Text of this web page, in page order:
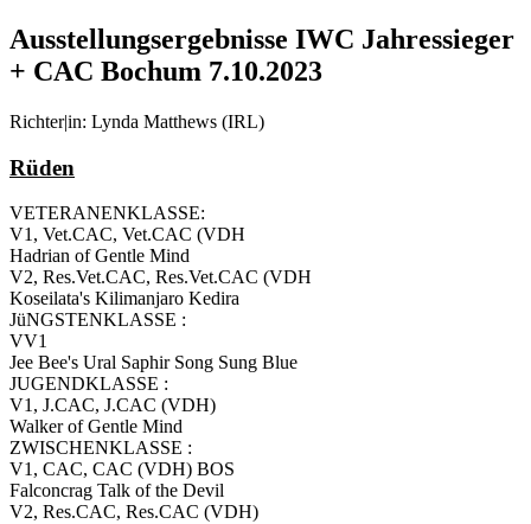
Ausstellungsergebnisse IWC Jahressieger
+ CAC Bochum 7.10.2023
Richter|in: Lynda Matthews (IRL)
Rüden
VETERANENKLASSE:
V1, Vet.CAC, Vet.CAC (VDH
Hadrian of Gentle Mind
V2, Res.Vet.CAC, Res.Vet.CAC (VDH
Koseilata's Kilimanjaro Kedira
JüNGSTENKLASSE :
VV1
Jee Bee's Ural Saphir Song Sung Blue
JUGENDKLASSE :
V1, J.CAC, J.CAC (VDH)
Walker of Gentle Mind
ZWISCHENKLASSE :
V1, CAC, CAC (VDH) BOS
Falconcrag Talk of the Devil
V2, Res.CAC, Res.CAC (VDH)